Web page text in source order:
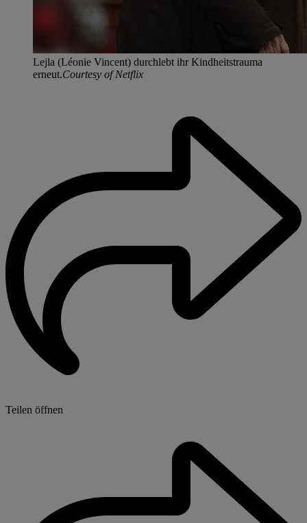
Lejla (Léonie Vincent) durchlebt ihr Kindheitstrauma
erneut.Courtesy of Netflix
Teilen öffnen